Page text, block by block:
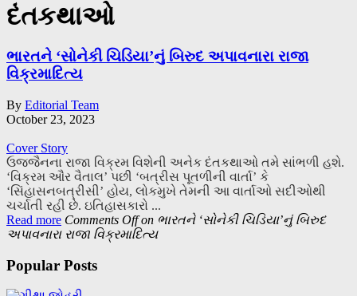
દંતકથાઓ
ભારતને ‘સોનેકી ચિડિયા’નું બિરુદ અપાવનારા રાજા
વિક્રમાદિત્ય
By Editorial Team
October 23, 2023
Cover Story
ઉજ્જૈનના રાજા વિક્રમ વિશેની અનેક દંતકથાઓ તમે સાંભળી હશે.
‘વિક્રમ ઔર વૈતાલ’ પછી ‘બત્રીસ પૂતળીની વાર્તા’ કે
‘સિંહાસનબત્રીસી’ હોય, લોકમુખે તેમની આ વાર્તાઓ સદીઓથી
ચર્ચાતી રહી છે. ઇતિહાસકારો ...
Read more Comments Offon ભારતને ‘સોનેકી ચિડિયા’નું બિરુદ
અપાવનારા રાજા વિક્રમાદિત્ય
Popular Posts